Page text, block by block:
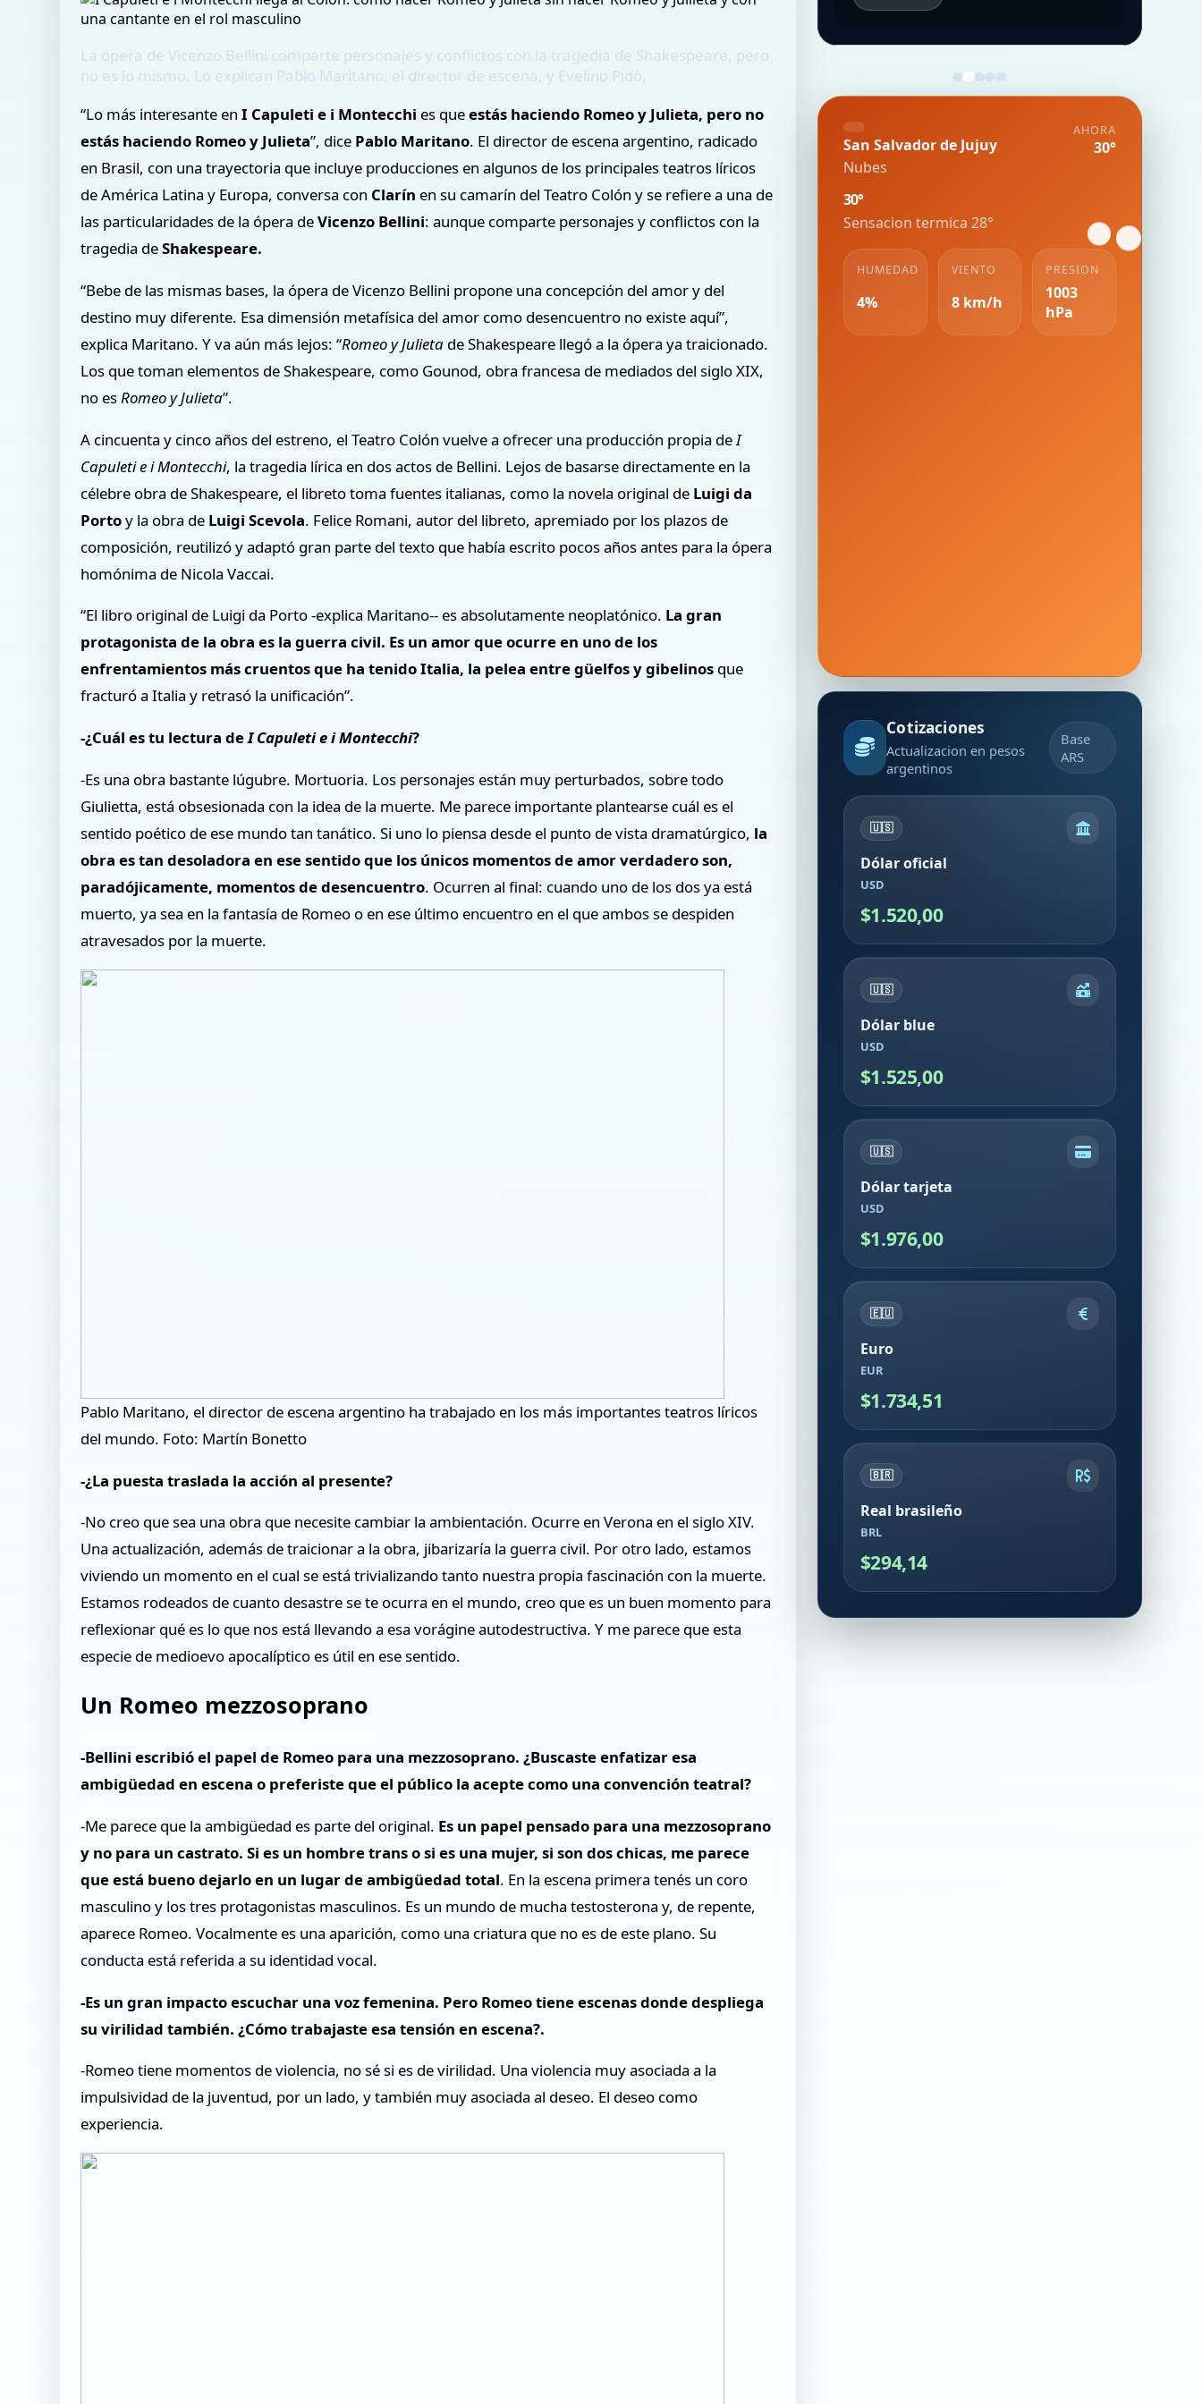
La ópera de Vicenzo Bellini comparte personajes y conflictos con la tragedia de Shakespeare, pero
no es lo mismo. Lo explican Pablo Maritano, el director de escena, y Evelino Pidò,
“Lo más interesante en I Capuleti e i Montecchi es queestás haciendo Romeo y Julieta, pero no
estás haciendo Romeo y Julieta”, dice Pablo Maritano. El director de escena argentino, radicado
en Brasil, con una trayectoria que incluye producciones en algunos de los principales teatros líricos
de América Latina y Europa, conversa con Clarín en su camarín del Teatro Colón y se refiere a una de
las particularidades de la ópera deVicenzo Bellini: aunque comparte personajes y conflictos con la
tragedia deShakespeare.
“Bebe de las mismas bases, la ópera de Vicenzo Bellini propone una concepción del amor y del
destino muy diferente. Esa dimensión metafísica del amor como desencuentro no existe aquí”,
explica Maritano. Y va aún más lejos: “Romeo y Julieta de Shakespeare llegó a la ópera ya traicionado.
Los que toman elementos de Shakespeare, como Gounod, obra francesa de mediados del siglo XIX,
no esRomeo y Julieta”.
A cincuenta y cinco años del estreno, el Teatro Colón vuelve a ofrecer una producción propia de I
Capuleti e i Montecchi, la tragedia lírica en dos actos de Bellini. Lejos de basarse directamente en la
célebre obra de Shakespeare, el libreto toma fuentes italianas, como la novela original de Luigi da
Portoy la obra de Luigi Scevola. Felice Romani, autor del libreto, apremiado por los plazos de
composición, reutilizó y adaptó gran parte del texto que había escrito pocos años antes para la ópera
homónima de Nicola Vaccai.
“El libro original de Luigi da Porto -explica Maritano-- es absolutamente neoplatónico. La gran
protagonista de la obra es la guerra civil. Es un amor que ocurre en uno de los
enfrentamientos más cruentos que ha tenido Italia, la pelea entre güelfos y gibelinos que
fracturó a Italia y retrasó la unificación”.
-¿Cuál es tu lectura deI Capuleti e i Montecchi?
-Es una obra bastante lúgubre. Mortuoria. Los personajes están muy perturbados, sobre todo
Giulietta, está obsesionada con la idea de la muerte. Me parece importante plantearse cuál es el
sentido poético de ese mundo tan tanático. Si uno lo piensa desde el punto de vista dramatúrgico, la
obra es tan desoladora en ese sentido que los únicos momentos de amor verdadero son,
paradójicamente, momentos de desencuentro. Ocurren al final: cuando uno de los dos ya está
muerto, ya sea en la fantasía de Romeo o en ese último encuentro en el que ambos se despiden
atravesados por la muerte.
Pablo Maritano, el director de escena argentino ha trabajado en los más importantes teatros líricos
del mundo. Foto: Martín Bonetto
-¿La puesta traslada la acción al presente?
-No creo que sea una obra que necesite cambiar la ambientación. Ocurre en Verona en el siglo XIV.
Una actualización, además de traicionar a la obra, jibarizaría la guerra civil. Por otro lado, estamos
viviendo un momento en el cual se está trivializando tanto nuestra propia fascinación con la muerte.
Estamos rodeados de cuanto desastre se te ocurra en el mundo, creo que es un buen momento para
reflexionar qué es lo que nos está llevando a esa vorágine autodestructiva. Y me parece que esta
especie de medioevo apocalíptico es útil en ese sentido.
Un Romeo mezzosoprano
-Bellini escribió el papel de Romeo para una mezzosoprano. ¿Buscaste enfatizar esa
ambigüedad en escena o preferiste que el público la acepte como una convención teatral?
-Me parece que la ambigüedad es parte del original. Es un papel pensado para una mezzosoprano
y no para un castrato. Si es un hombre trans o si es una mujer, si son dos chicas, me parece
que está bueno dejarlo en un lugar de ambigüedad total. En la escena primera tenés un coro
masculino y los tres protagonistas masculinos. Es un mundo de mucha testosterona y, de repente,
aparece Romeo. Vocalmente es una aparición, como una criatura que no es de este plano. Su
conducta está referida a su identidad vocal.
-Es un gran impacto escuchar una voz femenina. Pero Romeo tiene escenas donde despliega
su virilidad también. ¿Cómo trabajaste esa tensión en escena?.
-Romeo tiene momentos de violencia, no sé si es de virilidad. Una violencia muy asociada a la
impulsividad de la juventud, por un lado, y también muy asociada al deseo. El deseo como
experiencia.
San Salvador de Jujuy
Nubes
AHORA
30°
30°
Sensacion termica 28°
HUMEDAD
4%
VIENTO
8 km/h
PRESION
1003
hPa
Cotizaciones
Actualizacion en pesos
argentinos
Base
ARS
🇺🇸
Dólar oficial
USD
$1.520,00
🇺🇸
Dólar blue
USD
$1.525,00
🇺🇸
Dólar tarjeta
USD
$1.976,00
🇪🇺
Euro
EUR
$1.734,51
🇧🇷
Real brasileño
BRL
$294,14